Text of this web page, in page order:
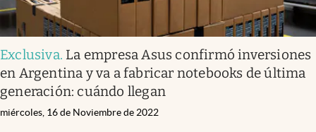
Exclusiva. La empresa Asus confirmó inversiones
en Argentina y va a fabricar notebooks de última
generación: cuándo llegan
miércoles, 16 de Noviembre de 2022